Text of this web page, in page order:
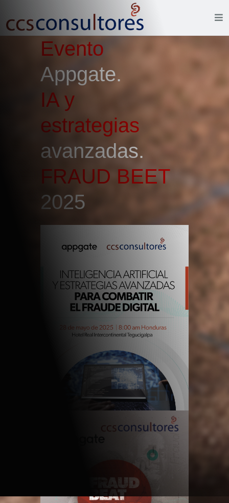
Evento
Appgate.
IA y
estrategias
avanzadas.
FRAUD BEET
2025